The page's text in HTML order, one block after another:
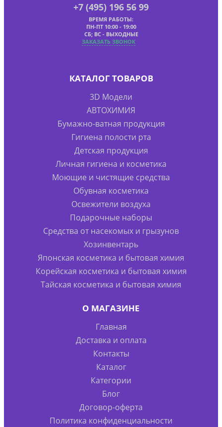
+7 (495) 196 56 99
ВРЕМЯ РАБОТЫ:
ПН-ПТ 10:00 - 19:00
СБ; ВС - ВЫХОДНЫЕ
ЗАКАЗАТЬ ЗВОНОК
КАТАЛОГ ТОВАРОВ
3D Модели
АВТОХИМИЯ
Бумажно-ватная продукция
Гигиена полости рта
Детская продукция
Личная гигиена и косметика
Моющие и чистящие средства
Обувная косметика
Освежители воздуха
Подарочные наборы
Средства от насекомых и грызунов
Хозинвентарь
Японская косметика и бытовая химия
Корейская косметика и бытовая химия
Тайская косметика и бытовая химия
О МАГАЗИНЕ
Главная
Доставка и оплата
Контакты
Каталог
Категории
Блог
Договор-оферта
Политика конфиденциальности